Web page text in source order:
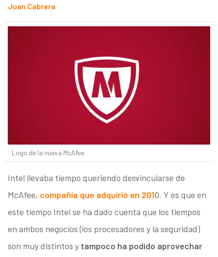
Juan Cabrera
Logo de la nueva McAfee.
Intel llevaba tiempo queriendo desvincularse de
McAfee, compañía que adquirió en 2010. Y es que en
este tiempo Intel se ha dado cuenta que los tiempos
en ambos negocios (los procesadores y la seguridad)
son muy distintos y tampoco ha podido aprovechar